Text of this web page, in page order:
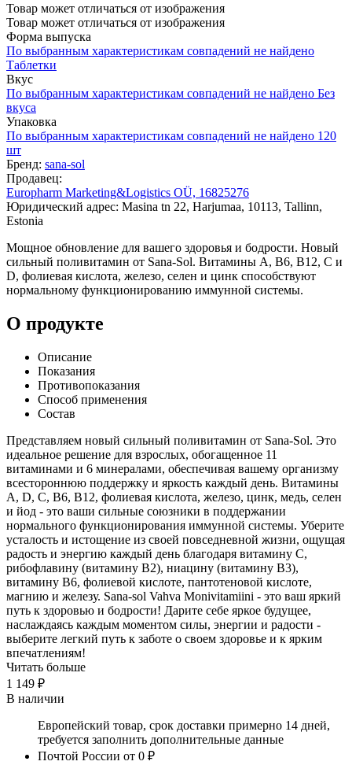
Товар может отличаться от изображения
Товар может отличаться от изображения
Форма выпуска
По выбранным характеристикам совпадений не найдено
Таблетки
Вкус
По выбранным характеристикам совпадений не найдено Без
вкуса
Упаковка
По выбранным характеристикам совпадений не найдено 120
шт
Бренд: sana-sol
Продавец:
Europharm Marketing&Logistics OÜ, 16825276
Юридический адрес: Masina tn 22, Harjumaa, 10113, Tallinn,
Estonia
Мощное обновление для вашего здоровья и бодрости. Новый
сильный поливитамин от Sana-Sol. Витамины A, B6, B12, C и
D, фолиевая кислота, железо, селен и цинк способствуют
нормальному функционированию иммунной системы.
О продукте
Описание
Показания
Противопоказания
Способ применения
Состав
Представляем новый сильный поливитамин от Sana-Sol. Это
идеальное решение для взрослых, обогащенное 11
витаминами и 6 минералами, обеспечивая вашему организму
всестороннюю поддержку и яркость каждый день. Витамины
A, D, C, B6, B12, фолиевая кислота, железо, цинк, медь, селен
и йод - это ваши сильные союзники в поддержании
нормального функционирования иммунной системы. Уберите
усталость и истощение из своей повседневной жизни, ощущая
радость и энергию каждый день благодаря витамину C,
рибофлавину (витамину B2), ниацину (витамину B3),
витамину B6, фолиевой кислоте, пантотеновой кислоте,
магнию и железу. Sana-sol Vahva Monivitamiini - это ваш яркий
путь к здоровью и бодрости! Дарите себе яркое будущее,
наслаждаясь каждым моментом силы, энергии и радости -
выберите легкий путь к заботе о своем здоровье и к ярким
впечатлениям!
Читать больше
1 149 ₽
В наличии
Европейский товар, срок доставки примерно 14 дней,
требуется заполнить дополнительные данные
Почтой России от 0 ₽